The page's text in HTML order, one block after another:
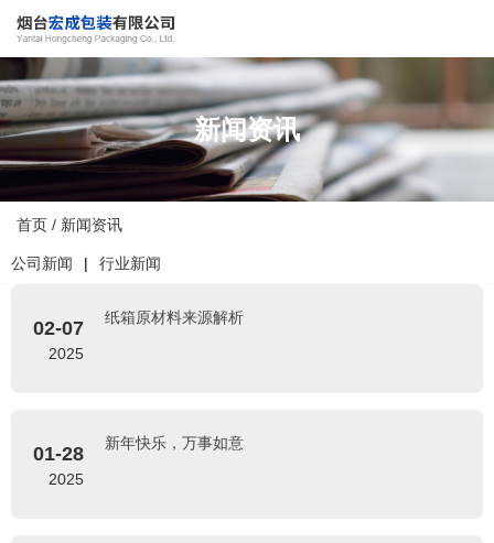
新闻资讯
首页 / 新闻资讯
公司新闻 | 行业新闻
02-07
2025
纸箱原材料来源解析
01-28
2025
新年快乐，万事如意